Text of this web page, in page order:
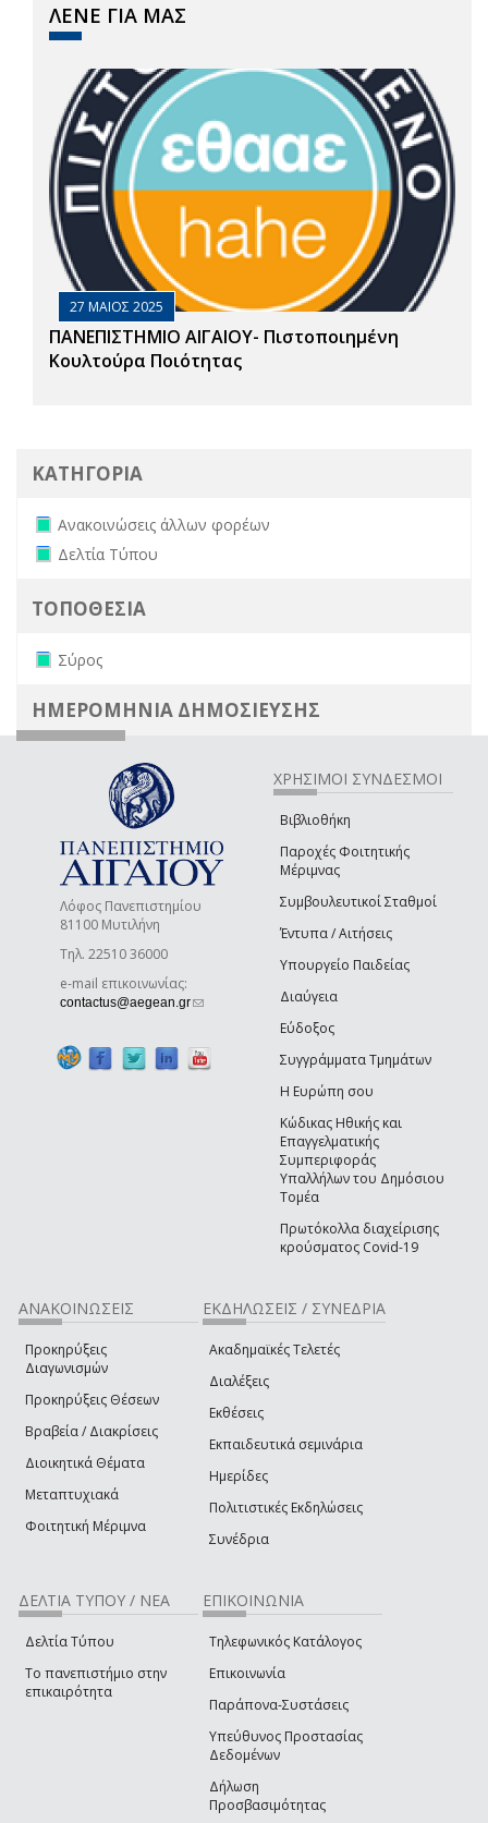
ΛΕΝΕ ΓΙΑ ΜΑΣ
27 ΜΑΙΟΣ 2025
ΠΑΝΕΠΙΣΤΗΜΙΟ ΑΙΓΑΙΟΥ- Πιστοποιημένη
Κουλτούρα Ποιότητας
ΚΑΤΗΓΟΡΙΑ
Remove Ανακοινώσεις άλλων φορέων filter
Ανακοινώσεις άλλων φορέων
Remove Δελτία Τύπου filter
Δελτία Τύπου
ΤΟΠΟΘΕΣΙΑ
Remove Σύρος filter
Σύρος
ΗΜΕΡΟΜΗΝΙΑ ΔΗΜΟΣΙΕΥΣΗΣ
Λόφος Πανεπιστημίου
81100 Μυτιλήνη
Τηλ. 22510 36000
e-mail επικοινωνίας:
contactus@aegean.gr(link sends e-mail)
ΧΡΗΣΙΜΟΙ ΣΥΝΔΕΣΜΟΙ
Βιβλιοθήκη
Παροχές Φοιτητικής
Μέριμνας
Συμβουλευτικοί Σταθμοί
Έντυπα / Αιτήσεις
Υπουργείο Παιδείας
Διαύγεια
Εύδοξος
Συγγράμματα Τμημάτων
Η Ευρώπη σου
Κώδικας Ηθικής και
Επαγγελματικής
Συμπεριφοράς
Υπαλλήλων του Δημόσιου
Τομέα
Πρωτόκολλα διαχείρισης
κρούσματος Covid-19
ΑΝΑΚΟΙΝΩΣΕΙΣ
Προκηρύξεις
Διαγωνισμών
Προκηρύξεις Θέσεων
Βραβεία / Διακρίσεις
Διοικητικά Θέματα
Μεταπτυχιακά
Φοιτητική Μέριμνα
ΕΚΔΗΛΩΣΕΙΣ / ΣΥΝΕΔΡΙΑ
Ακαδημαϊκές Τελετές
Διαλέξεις
Εκθέσεις
Εκπαιδευτικά σεμινάρια
Ημερίδες
Πολιτιστικές Εκδηλώσεις
Συνέδρια
ΔΕΛΤΙΑ ΤΥΠΟΥ / ΝΕΑ
Δελτία Τύπου
Το πανεπιστήμιο στην
επικαιρότητα
ΕΠΙΚΟΙΝΩΝΙΑ
Τηλεφωνικός Κατάλογος
Επικοινωνία
Παράπονα-Συστάσεις
Υπεύθυνος Προστασίας
Δεδομένων
Δήλωση
Προσβασιμότητας